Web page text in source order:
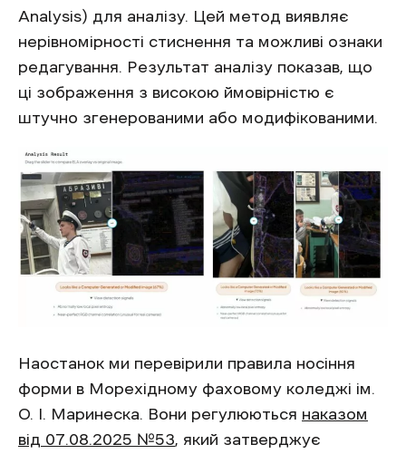
Analysis) для аналізу. Цей метод виявляє
нерівномірності стиснення та можливі ознаки
редагування. Результат аналізу показав, що
ці зображення з високою ймовірністю є
штучно згенерованими або модифікованими.
Наостанок ми перевірили правила носіння
форми в Морехідному фаховому коледжі ім.
О. І. Маринеска. Вони регулюються наказом
від 07.08.2025 №53, який затверджує